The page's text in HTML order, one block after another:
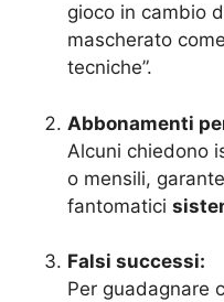
gioco in cambio
mascherato
tecniche”.
Abbonamenti
Alcuni chiedono
o mensili,
fantomatici
Falsi successi:
Per guadagnare